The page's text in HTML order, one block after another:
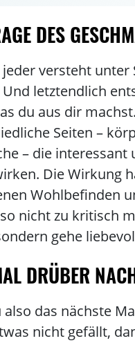
DES
jeder versteht
letztendlich
du aus dir
Seiten –
– die
Die Wirkung
Wohlbefinden
nicht zu kritisch
gehe
DRÜBER
also das nächste
nicht gefällt,